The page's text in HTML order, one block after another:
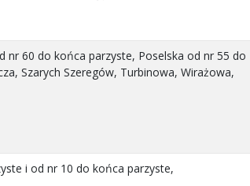
60 do końca parzyste, Poselska od nr 55 do
Szarych Szeregów, Turbinowa, Wirażowa,
i od nr 10 do końca parzyste,